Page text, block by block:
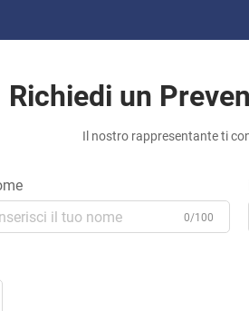
Richiedi un
Il nostro rappresentante ti
0/100